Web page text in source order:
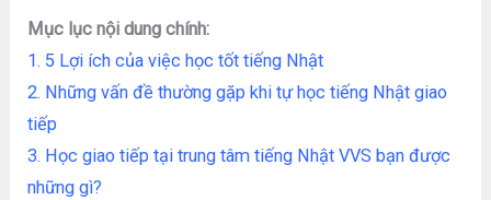
Mục lục nội dung chính:
1. 5 Lợi ích của việc học tốt tiếng Nhật
2. Những vấn đề thường gặp khi tự học tiếng Nhật giao
tiếp
3. Học giao tiếp tại trung tâm tiếng Nhật VVS bạn được
những gì?